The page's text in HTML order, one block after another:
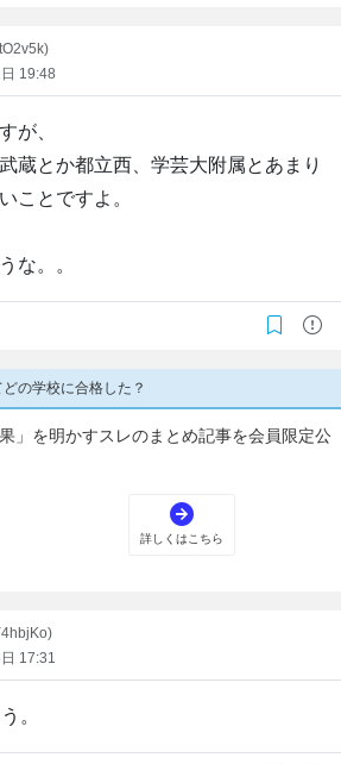
19:48
が、
蔵とか都立西、学芸大附属とあまり
ことですよ。
な。。
17:31
。